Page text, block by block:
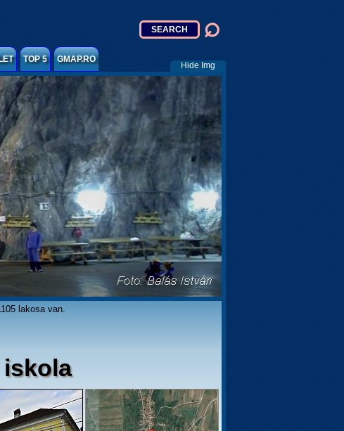
TOP 5 GMAP.RO
Hide Img
lakosa van.